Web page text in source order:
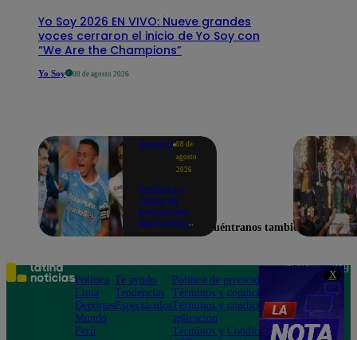
X
Yo Soy 2026 EN VIVO: Nueve grandes
voces cerraron el inicio de Yo Soy con
“We Are the Champions”
Yo Soy 08 de agosto 2026
Deportes 08 de
agosto
2026
Partidos y
tabla de
posiciones
del Torneo
en la fecha 4
Encuéntranos también en
Política
Lima
Deportes
Mundo
Perú
Te ayudo
Tendencias
Espectáculos
Política de privacidad
Términos y condiciones
Términos y condiciones
aplicación
Términos y Condiciones
Teléfono: 219
Av. San
Felipe 968
Jesús María